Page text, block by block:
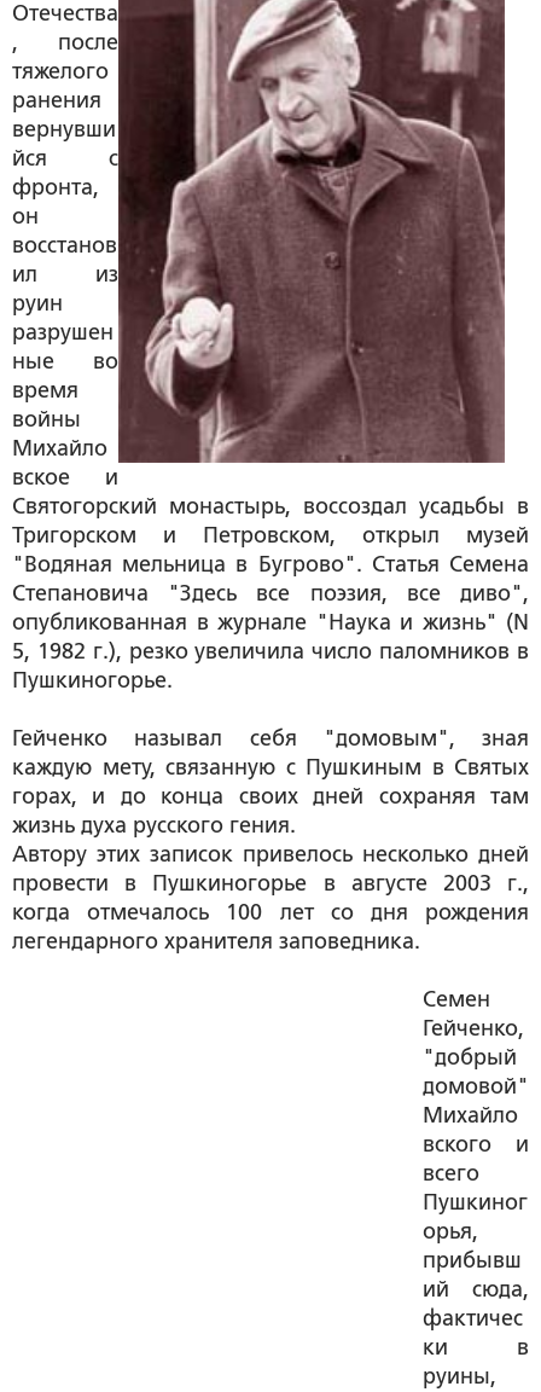
Отечества
, после
тяжелого
ранения
вернувши
йся с
фронта,
он
восстанов
ил из
руин
разрушен
ные во
время
войны
Михайло
вское и
Святогорский монастырь, воссоздал усадьбы в
Тригорском и Петровском, открыл музей
"Водяная мельница в Бугрово". Статья Семена
Степановича "Здесь все поэзия, все диво",
опубликованная в журнале "Наука и жизнь" (N
5, 1982 г.), резко увеличила число паломников в
Пушкиногорье.
Гейченко называл себя "домовым", зная
каждую мету, связанную с Пушкиным в Святых
горах, и до конца своих дней сохраняя там
жизнь духа русского гения.
Автору этих записок привелось несколько дней
провести в Пушкиногорье в августе 2003 г.,
когда отмечалось 100 лет со дня рождения
легендарного хранителя заповедника.
Семен
Гейченко,
"добрый
домовой"
Михайло
вского и
всего
Пушкиног
орья,
прибывш
ий сюда,
фактичес
ки в
руины,